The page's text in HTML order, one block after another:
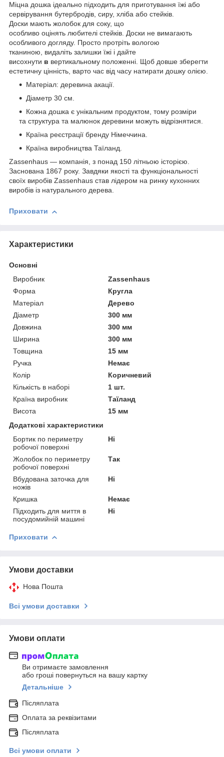
Міцна дошка ідеально підходить для приготування їжі або
сервірування бутербродів, сиру, хліба або стейків.
Доски мають жолобок для соку, що
особливо оцінять любителі стейків. Доски не вимагають
особливого догляду. Просто протріть вологою
тканиною, видаліть залишки їжі і дайте
висохнути в вертикальному положенні. Щоб довше зберегти
естетичну цінність, варто час від часу натирати дошку олією.
Матеріал: деревина акації.
Діаметр 30 см.
Кожна дошка є унікальним продуктом, тому розміри
та структура та малюнок деревини можуть відрізнятися.
Країна реєстрації бренду Німеччина.
Країна виробництва Таїланд.
Zassenhaus — компанія, з понад 150 літньою історією.
Заснована 1867 року. Завдяки якості та функціональності
своїх виробів Zassenhaus став лідером на ринку кухонних
виробів із натурального дерева.
Приховати
Характеристики
Основні
Виробник
Zassenhaus
Форма
Кругла
Матеріал
Дерево
Діаметр
300 мм
Довжина
300 мм
Ширина
300 мм
Товщина
15 мм
Ручка
Немає
Колір
Коричневий
Кількість в наборі
1 шт.
Країна виробник
Таїланд
Висота
15 мм
Додаткові характеристики
Бортик по периметру
робочої поверхні
Ні
Жолобок по периметру
робочої поверхні
Так
Вбудована заточка для
ножів
Ні
Кришка
Немає
Підходить для миття в
посудомийній машині
Ні
Приховати
Умови доставки
Нова Пошта
Всі умови доставки
Умови оплати
Ви отримаєте замовлення
або гроші повернуться на вашу картку
Детальніше
Післяплата
Оплата за реквізитами
Післяплата
Всі умови оплати